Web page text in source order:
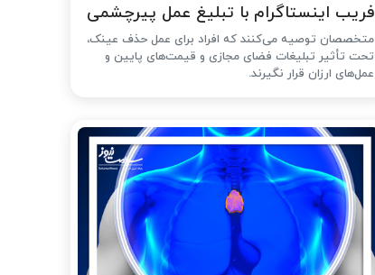
فریب اینستاگرام با تبلیغ عمل پیرچشمی
متخصصان توصیه می‌کنند که افراد برای عمل حذف عینک،
تحت تأثیر تبلیغات فضای مجازی و قیمت‌های پایین و
عمل‌های ارزان قرار نگیرند.